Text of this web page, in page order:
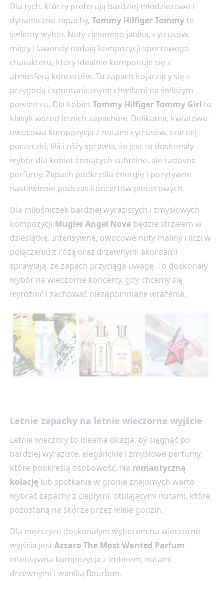
Dla tych, którzy preferują bardziej młodzieżowe i
dynamiczne zapachy, Tommy Hilfiger Tommyto
świetny wybór. Nuty zielonego jabłka, cytrusów,
mięty i lawendy nadają kompozycji sportowego
charakteru, który idealnie komponuje się z
atmosferą koncertów. To zapach kojarzący się z
przygodą i spontanicznymi chwilami na świeżym
powietrzu. Dla kobiet Tommy Hilfiger Tommy Girl to
klasyk wśród letnich zapachów. Delikatna, kwiatowo-
owocowa kompozycja z nutami cytrusów, czarnej
porzeczki, lilii i róży sprawia, że jest to doskonały
wybór dla kobiet ceniących subtelne, ale radosne
perfumy. Zapach podkreśla energię i pozytywne
nastawienie podczas koncertów plenerowych.
Dla miłośniczek bardziej wyrazistych i zmysłowych
kompozycji Mugler Angel Nova będzie strzałem w
dziesiątkę. Intensywne, owocowe nuty maliny i liczi w
połączeniu z różą oraz drzewnymi akordami
sprawiają, że zapach przyciąga uwagę. To doskonały
wybór na wieczorne koncerty, gdy chcemy się
wyróżnić i zachować niezapomniane wrażenia.
Letnie zapachy na letnie wieczorne wyjście
Letnie wieczory to idealna okazja, by sięgnąć po
bardziej wyraziste, eleganckie i zmysłowe perfumy,
które podkreślą osobowość. Na romantyczną
kolację lub spotkanie w gronie znajomych warto
wybrać zapachy z ciepłymi, otulającymi nutami, które
pozostaną na skórze przez wiele godzin.
Dla mężczyzn doskonałym wyborem na wieczorne
wyjścia jest Azzaro The Most Wanted Parfum –
intensywna kompozycja z imbirem, nutami
drzewnymi i wanilią Bourbon.